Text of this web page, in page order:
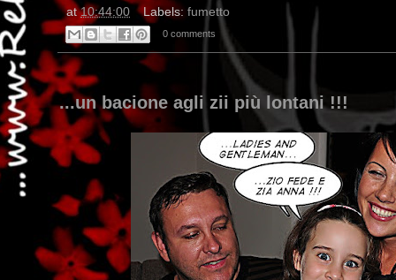
at10:44:00 Labels: fumetto
0 comments
...un bacione agli zii più lontani !!!